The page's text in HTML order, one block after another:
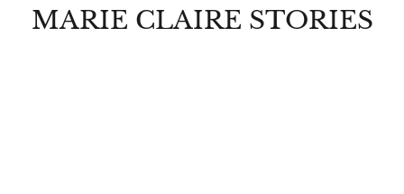
MARIE CLAIRE STORIES